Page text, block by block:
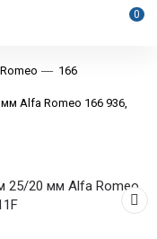
0
166
Alfa Romeo 166 936,